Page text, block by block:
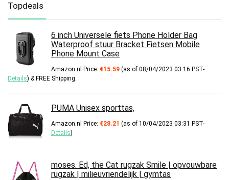
Topdeals
6 inch Universele fiets Phone Holder Bag
Waterproof stuur Bracket Fietsen Mobile
Phone Mount Case
Amazon.nl Price: €15.59 (as of 08/04/2023 03:16 PST-
Details) & FREE Shipping.
PUMA Unisex sporttas,
Amazon.nl Price: €28.21 (as of 10/04/2023 03:31 PST-
Details)
moses. Ed, the Cat rugzak Smile | opvouwbare
rugzak | milieuvriendelijk | gymtas